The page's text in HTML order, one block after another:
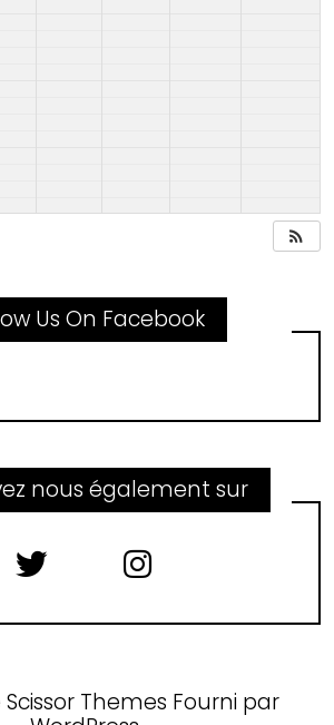
Us On Facebook
nous également sur
Scissor Themes Fourni par